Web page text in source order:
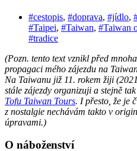
#cestopis, #doprava, #jídlo,
#Taipei, #Taiwan, #Taiwan
#tradice
(Pozn. tento text vznikl před
propagaci mého zájezdu na
Na Taiwanu již 11. rokem žiji
stále zájezdy organizuji a stejně
Tofu Taiwan Tours. I přesto, že je
z nostalgie nechávám takto v
úpravami.)
O náboženství